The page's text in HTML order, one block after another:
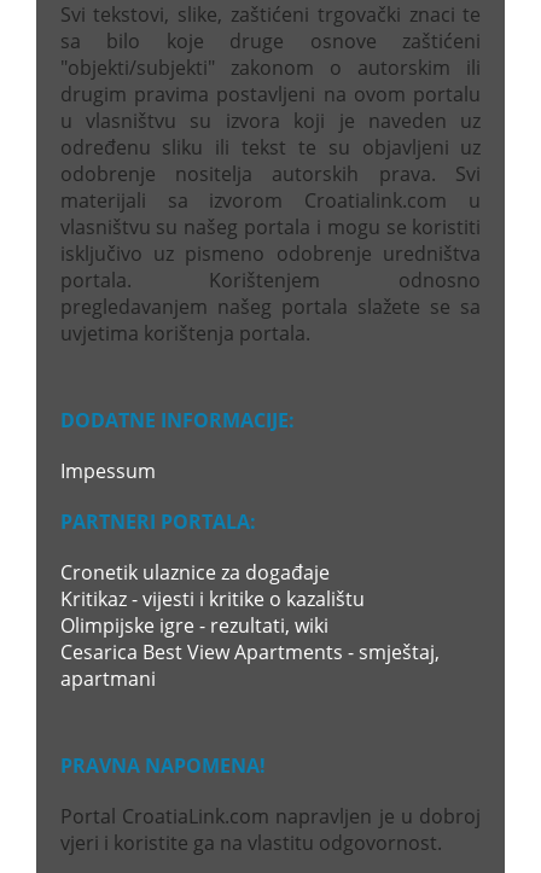
Svi tekstovi, slike, zaštićeni trgovački znaci te
sa bilo koje druge osnove zaštićeni
"objekti/subjekti" zakonom o autorskim ili
drugim pravima postavljeni na ovom portalu
u vlasništvu su izvora koji je naveden uz
određenu sliku ili tekst te su objavljeni uz
odobrenje nositelja autorskih prava. Svi
materijali sa izvorom Croatialink.com u
vlasništvu su našeg portala i mogu se koristiti
isključivo uz pismeno odobrenje uredništva
portala. Korištenjem odnosno
pregledavanjem našeg portala slažete se sa
uvjetima korištenja portala.
DODATNE INFORMACIJE:
Impessum
PARTNERI PORTALA:
Cronetik ulaznice za događaje
Kritikaz - vijesti i kritike o kazalištu
Olimpijske igre - rezultati, wiki
Cesarica Best View Apartments - smještaj,
apartmani
PRAVNA NAPOMENA!
Portal CroatiaLink.com napravljen je u dobroj
vjeri i koristite ga na vlastitu odgovornost.